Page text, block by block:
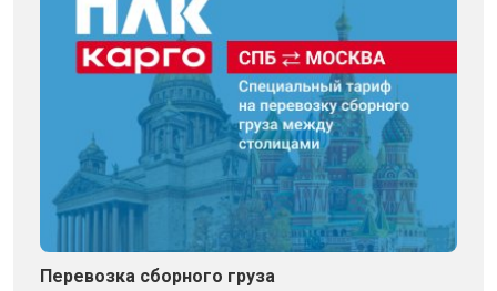
Перевозка сборного груза